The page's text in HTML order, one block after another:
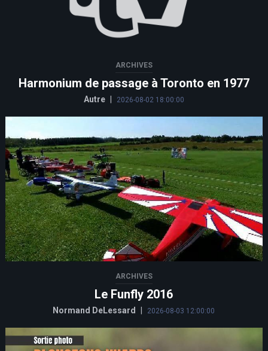
ARCHIVES
Harmonium de passage à Toronto en 1977
Autre 2026-08-02 18:00:00
ARCHIVES
Le Funfly 2016
Normand DeLessard 2026-08-03 12:00:00